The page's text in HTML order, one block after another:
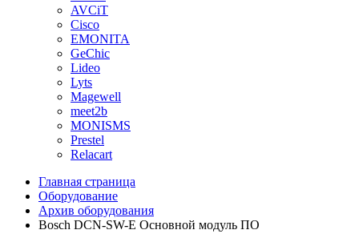
AVCiT
Cisco
EMONITA
GeChic
Lideo
Lyts
Magewell
meet2b
MONISMS
Prestel
Relacart
Главная страница
Оборудование
Архив оборудования
Bosch DCN-SW-E Основной модуль ПО